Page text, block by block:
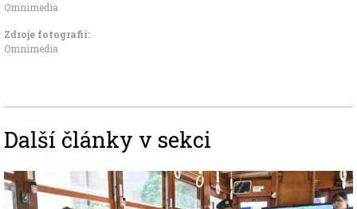
Omnimedia
Zdroje fotografii:
Omnimedia
Další články v sekci
Image